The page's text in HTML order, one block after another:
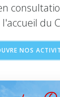
du
NOS